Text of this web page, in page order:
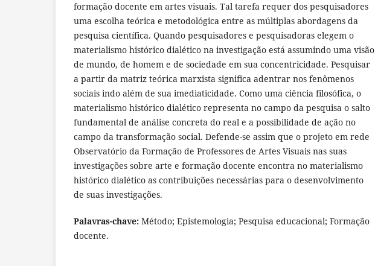
formação docente em artes visuais. Tal tarefa requer dos pesquisadores
uma escolha teórica e metodológica entre as múltiplas abordagens da
pesquisa científica. Quando pesquisadores e pesquisadoras elegem o
materialismo histórico dialético na investigação está assumindo uma visão
de mundo, de homem e de sociedade em sua concentricidade. Pesquisar
a partir da matriz teórica marxista significa adentrar nos fenômenos
sociais indo além de sua imediaticidade. Como uma ciência filosófica, o
materialismo histórico dialético representa no campo da pesquisa o salto
fundamental de análise concreta do real e a possibilidade de ação no
campo da transformação social. Defende-se assim que o projeto em rede
Observatório da Formação de Professores de Artes Visuais nas suas
investigações sobre arte e formação docente encontra no materialismo
histórico dialético as contribuições necessárias para o desenvolvimento
de suas investigações.
Palavras-chave: Método; Epistemologia; Pesquisa educacional; Formação
docente.